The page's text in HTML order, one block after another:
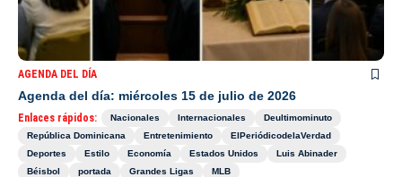
AGENDA DEL DÍA
Agenda del día: miércoles 15 de julio de 2026
Enlaces rápidos: Nacionales Internacionales
Deultimominuto
República Dominicana
Entretenimiento
ElPeriódicodelaVerdad
Deportes
Estilo Economía Estados Unidos
Luis Abinader
Béisbol
portada Grandes Ligas MLB